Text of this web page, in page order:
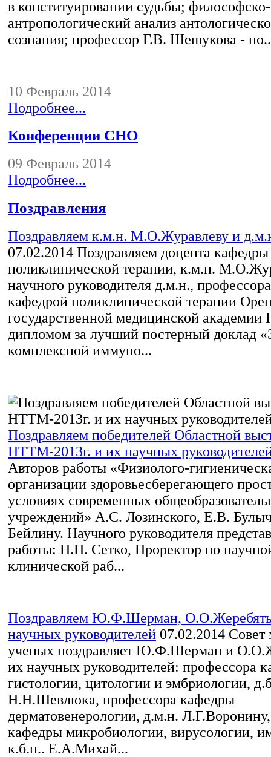
в конституировании судьбы; философско-
антропологический анализ
сознания; профессор Г.В. Шешукова -
10 Февраль 2014
Подробнее...
Конференции СНО
09 Февраль 2014
Подробнее...
Поздравления
Поздравляем к.м.н. М.О.Журавлеву и
07.02.2014 Поздравляем доцента кафедры
поликлинической терапии, к.м.н.
научного руководителя д.м.н.,
кафедрой поликлинической терапии
государственной медицинской академии
дипломом за лучший постерный доклад
комплексной иммуно...
Поздравляем победителей Областной
НТТМ-2013г. и их научных
Авторов работы «Физиолого-
организации здоровьесберегающего
условиях современных
учреждений» А.С. Лозинского, Е.В.
Бейлину. Научного руководителя
работы: Н.П. Сетко, Проректор по
клинической раб...
Поздравляем Ю.Ф.Шерман,
научных руководителей 07.02.2014 Совет
ученых поздравляет Ю.Ф.Шерман и
их научных руководителей: профессора
гистологии, цитологии и эмбриологии,
Н.Н.Шевлюка, профессора кафедры
дерматовенерологии, д.м.н.
кафедры микробиологии, вирусологии,
к.б.н.. Е.А.Михай...